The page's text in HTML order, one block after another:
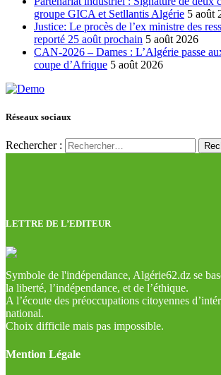
groupe GICA et Setllantis Algérie 5 août
Justice: Le procès de l’ex ministre des
reporté 25 août prochain 5 août 2026
CAN-2026 – Dames : L’Algérie passe
coupe d’Afrique 5 août 2026
Réseaux sociaux
Rechercher :
LETTRE DE L’EDITEUR
Symbole de l'indépendance, Algérie62.dz se
la liberté, l’indépendance, et de l’éthique.
A l’écoute des préoccupations citoyennes
national.
Choix difficile mais pas impossible.
Mention Légale